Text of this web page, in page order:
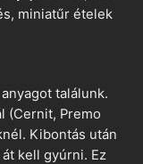
miniatűr ételek
találunk.
(Cernit, Premo
Kibontás után
kell gyúrni. Ez